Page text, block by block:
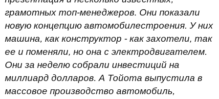
грамотных топ-менеджеров. Они показали
новую концепцию автомобилестроения. У них
машина, как конструктор - как захотели, так
ее и поменяли, но она с электродвигателем.
Они за неделю собрали инвестиций на
миллиард долларов. А Тойота выпустила в
массовое производство автомобиль,